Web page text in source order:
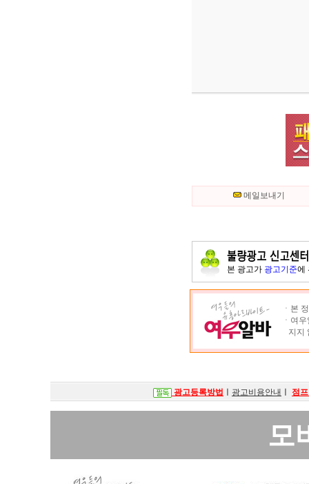
메일보내기
본 광고가 광고기준에
ㆍ본
ㆍ여
지지
광고등록방법 광고비용안내 점
모